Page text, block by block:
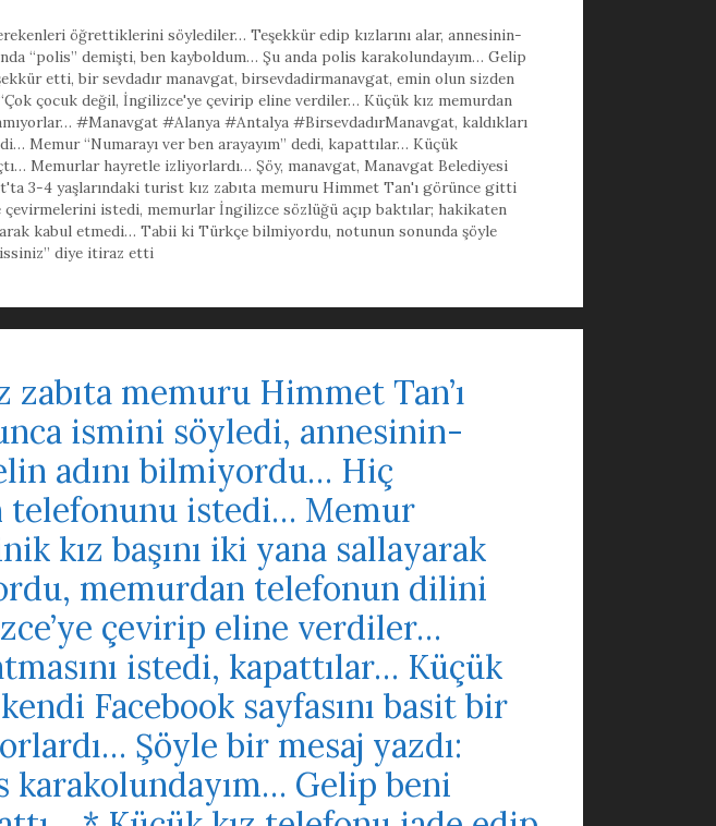
öğrettiklerini söylediler… Teşekkür edip kızlarını alar,annesinin-
“polis” demişti, ben kayboldum… Şu anda polis karakolundayım… Gelip
etti, bir sevdadır manavgat, birsevdadirmanavgat, emin olun sizden
çocuk değil, İngilizce'ye çevirip eline verdiler… Küçük kız memurdan
#Manavgat #Alanya #Antalya #BirsevdadırManavgat, kaldıkları
Memur “Numarayı ver ben arayayım” dedi, kapattılar… Küçük
Memurlar hayretle izliyorlardı… Şöy, manavgat, Manavgat Belediyesi
3-4 yaşlarındaki turist kız zabıta memuru Himmet Tan'ı görünce gitti
çevirmelerini istedi, memurlar İngilizce sözlüğü açıp baktılar; hakikaten
kabul etmedi… Tabii ki Türkçe bilmiyordu, notunun sonunda şöyle
diye itiraz etti
memuru Himmet Tan’ı
ismini söyledi, annesinin-
adını bilmiyordu… Hiç
telefonunu istedi… Memur
kız başını iki yana sallayarak
memurdan telefonun dilini
çevirip eline verdiler…
istedi, kapattılar… Küçük
Facebook sayfasını basit bir
Şöyle bir mesaj yazdı:
karakolundayım… Gelip beni